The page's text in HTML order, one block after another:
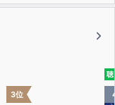
3位
聴